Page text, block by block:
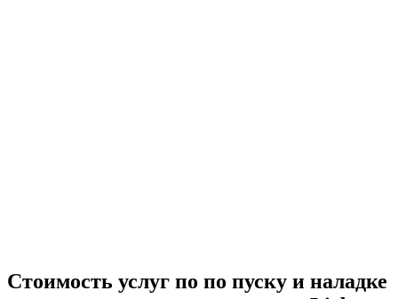
Стоимость услуг по по пуску и наладке